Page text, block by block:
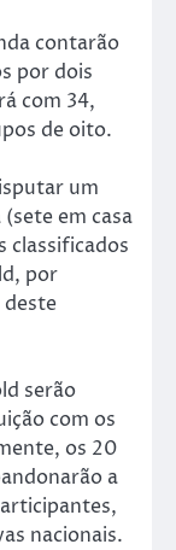
contarão
por dois
com 34,
de oito.
um
em casa
classificados
por
serão
com os
os 20
a
nacionais.